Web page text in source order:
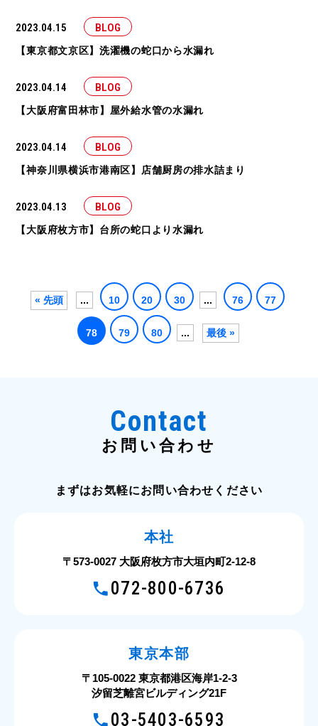
2023.04.15 BLOG
【東京都文京区】洗濯機の蛇口から水漏れ
2023.04.14 BLOG
【大阪府富田林市】屋外給水管の水漏れ
2023.04.14 BLOG
【神奈川県横浜市港南区】店舗厨房の排水詰まり
2023.04.13 BLOG
【大阪府枚方市】台所の蛇口より水漏れ
« 先頭 ... 10 20 30 ... 76 77
78 79 80 ... 最後 »
Contact
お問い合わせ
まずはお気軽にお問い合わせください
本社
〒573-0027 大阪府枚方市大垣内町2-12-8
072-800-6736
東京本部
〒105-0022 東京都港区海岸1-2-3
汐留芝離宮ビルディング21F
03-5403-6593